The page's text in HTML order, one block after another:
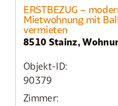
ERSTBEZUG –
Mietwohnung mit
vermieten
8510 Stainz,
Objekt-ID:
90379
Zimmer: